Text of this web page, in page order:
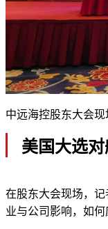
中远海控股东大会
美国大选
在股东大会现场，
业与公司影响，如何